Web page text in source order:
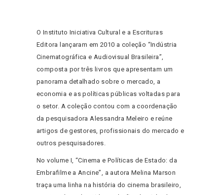
O Instituto Iniciativa Cultural e a Escrituras
Editora lançaram em 2010 a coleção “Indústria
Cinematográfica e Audiovisual Brasileira”,
composta por três livros que apresentam um
panorama detalhado sobre o mercado, a
economia e as políticas públicas voltadas para
o setor. A coleção contou com a coordenação
da pesquisadora Alessandra Meleiro e reúne
artigos de gestores, profissionais do mercado e
outros pesquisadores.
No volume I, “Cinema e Políticas de Estado: da
Embrafilme a Ancine”, a autora Melina Marson
traça uma linha na história do cinema brasileiro,